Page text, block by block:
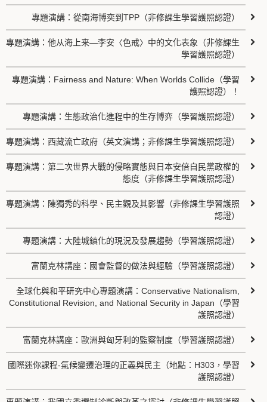
專題演講：從南海博奕到TPP（非修課生學習護照認證）
專題演講：他从海上来—李安〈色戒〉中的文化表象（非修課生
學習護照認證）
專題演講：Fairness and Nature: When Worlds Collide（學習
護照認證）！
專題演講：生態政治化進程中的生存博弈（學習護照認證）
專題演講：西藏流亡政府（英文演講；非修課生學習護照認證）
專題演講：第二次世界大戰的侵略實態與日本安倍自民黨政權的
態度（非修課生學習護照認證）
專題演講：陳獨秀的科學、民主觀及其影響（非修課生學習護照
認證）
專題演講：大陸城鎮化的現況及發展趨勢（學習護照認證）
富蘭克林講座：國會監督的做法與經驗（學習護照認證）
全球化與和平研究中心專題演講：Conservative Nationalism,
Constitutional Revision, and National Security in Japan（學習
護照認證）
富蘭克林講座：歐洲與匈牙利的監察制度（學習護照認證）
國際迷你課程-氣候變遷治理的正義與民主（地點：H303，學習
護照認證）